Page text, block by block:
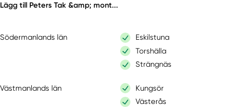
Lägg till Peters Tak &amp; mont...
Södermanlands län
Eskilstuna
Torshälla
Strängnäs
Västmanlands län
Kungsör
Västerås